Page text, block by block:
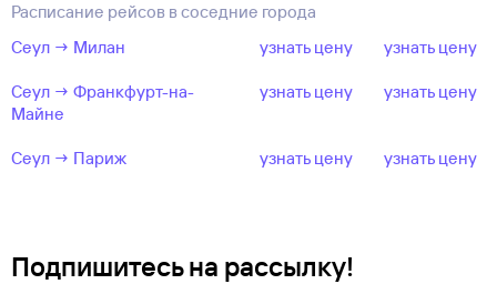
Расписание рейсов в соседние города
Сеул → Милан
узнать цену узнать цену
Сеул → Франкфурт-на-
Майне
узнать цену узнать цену
Сеул → Париж узнать цену узнать цену
Подпишитесь на рассылку!